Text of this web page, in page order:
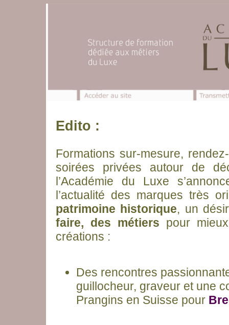
Edito :
Formations sur-mesure,
soirées privées autour de
l’Académie du Luxe
l’actualité des marques très
patrimoine historique, un
faire, des métiers pour
créations :
Des rencontres
guillocheur, graveur et une
Prangins en Suisse pour